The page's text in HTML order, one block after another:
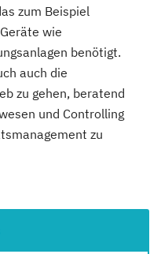
zum Beispiel
wie
benötigt.
auch die
zu gehen, beratend
und Controlling
zu